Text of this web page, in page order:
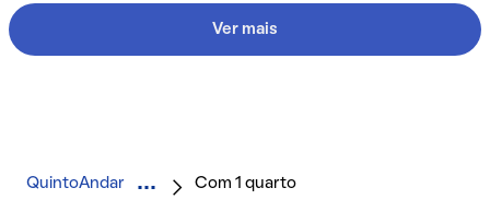
Ver mais
QuintoAndar Com 1 quarto